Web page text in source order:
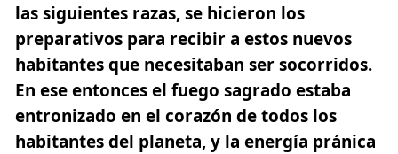
las siguientes razas, se hicieron los
preparativos para recibir a estos nuevos
habitantes que necesitaban ser socorridos.
En ese entonces el fuego sagrado estaba
entronizado en el corazón de todos los
habitantes del planeta, y la energía pránica